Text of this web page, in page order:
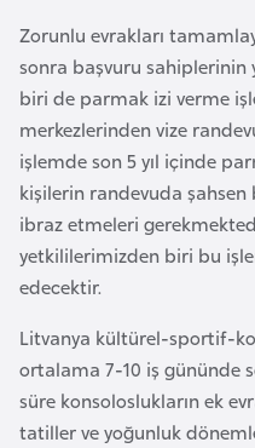
Zorunlu evrakları
sonra başvuru sahiplerinin
biri de parmak izi verme
merkezlerinden vize
işlemde son 5 yıl içinde
kişilerin randevuda
ibraz etmeleri
yetkililerimizden biri bu
edecektir.
Litvanya kültürel-sportif-
ortalama 7-10 iş gününde
süre konsoloslukların ek
tatiller ve yoğunluk
a
r
u
s
e
i
k
a